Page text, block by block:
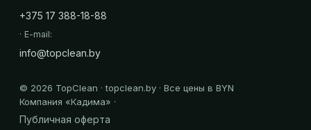
+375 17 388-18-88
· E-mail:
info@topclean.by
© 2026 TopClean · topclean.by · Все цены в BYN
Компания «Кадима» ·
Публичная оферта